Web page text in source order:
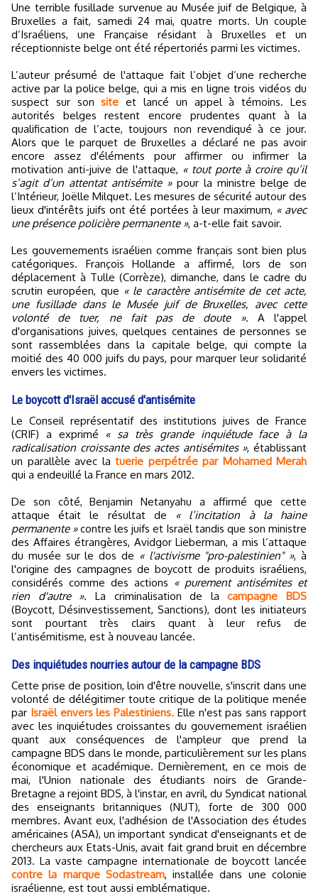
Une terrible fusillade survenue au Musée juif de Belgique, à
Bruxelles a fait, samedi 24 mai, quatre morts. Un couple
d’Israéliens, une Française résidant à Bruxelles et un
réceptionniste belge ont été répertoriés parmi les victimes.
L’auteur présumé de l'attaque fait l’objet d’une recherche
active par la police belge, qui a mis en ligne trois vidéos du
suspect sur sonsite et lancé un appel à témoins. Les
autorités belges restent encore prudentes quant à la
qualification de l’acte, toujours non revendiqué à ce jour.
Alors que le parquet de Bruxelles a déclaré ne pas avoir
encore assez d'éléments pour affirmer ou infirmer la
motivation anti-juive de l'attaque, « tout porte à croire qu’il
s’agit d’un attentat antisémite »pour la ministre belge de
l’Intérieur, Joëlle Milquet. Les mesures de sécurité autour des
lieux d'intérêts juifs ont été portées à leur maximum, « avec
une présence policière permanente », a-t-elle fait savoir.
Les gouvernements israélien comme français sont bien plus
catégoriques. François Hollande a affirmé, lors de son
déplacement à Tulle (Corrèze), dimanche, dans le cadre du
scrutin européen, que « le caractère antisémite de cet acte,
une fusillade dans le Musée juif de Bruxelles, avec cette
volonté de tuer, ne fait pas de doute ». A l'appel
d'organisations juives, quelques centaines de personnes se
sont rassemblées dans la capitale belge, qui compte la
moitié des 40 000 juifs du pays, pour marquer leur solidarité
envers les victimes.
Le boycott d'Israël accusé d'antisémite
Le Conseil représentatif des institutions juives de France
(CRIF) a exprimé « sa très grande inquiétude face à la
radicalisation croissante des actes antisémites », établissant
un parallèle avec la tuerie perpétrée par Mohamed Merah
qui a endeuillé la France en mars 2012.
De son côté, Benjamin Netanyahu a affirmé que cette
attaque était le résultat de « l’incitation à la haine
permanente »contre les juifs et Israël tandis que son ministre
des Affaires étrangères, Avidgor Lieberman, a mis l’attaque
du musée sur le dos de « l'activisme "pro-palestinien" », à
l'origine des campagnes de boycott de produits israéliens,
considérés comme des actions « purement antisémites et
rien d'autre ». La criminalisation de lacampagne BDS
(Boycott, Désinvestissement, Sanctions), dont les initiateurs
sont pourtant très clairs quant à leur refus de
l’antisémitisme, est à nouveau lancée.
Des inquiétudes nourries autour de la campagne BDS
Cette prise de position, loin d'être nouvelle, s'inscrit dans une
volonté de délégitimer toute critique de la politique menée
par Israël envers les Palestiniens. Elle n'est pas sans rapport
avec les inquiétudes croissantes du gouvernement israélien
quant aux conséquences de l'ampleur que prend la
campagne BDS dans le monde, particulièrement sur les plans
économique et académique. Dernièrement, en ce mois de
mai, l'Union nationale des étudiants noirs de Grande-
Bretagne a rejoint BDS, à l'instar, en avril, du Syn­dicat national
des enseignants britanniques (NUT), forte de 300 000
membres. Avant eux, l'adhésion de l'Association des études
américaines (ASA), un important syndicat d'enseignants et de
chercheurs aux Etats-Unis, avait fait grand bruit en décembre
2013. La vaste campagne internationale de boycott lancée
contre la marque Sodastream, installée dans une colonie
israélienne, est tout aussi emblématique.